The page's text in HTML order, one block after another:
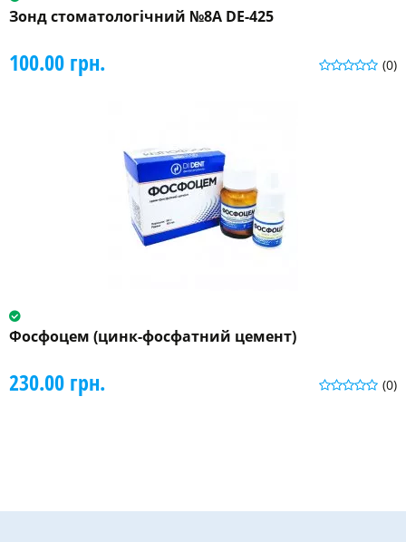
Зонд стоматологічний №8A DE-425
(0)
100.00 грн.
Фосфоцем (цинк-фосфатний цемент)
(0)
230.00 грн.